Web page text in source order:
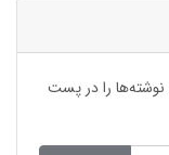
نوشته‌ها را در پست